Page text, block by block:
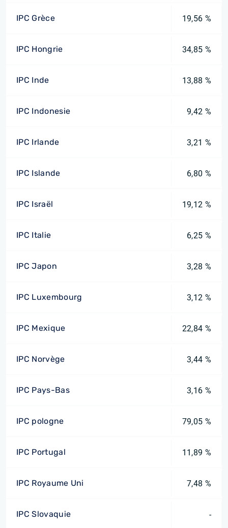
IPC Grèce 19,56 %
IPC Hongrie 34,85 %
IPC Inde 13,88 %
IPC Indonesie 9,42 %
IPC Irlande 3,21 %
IPC Islande 6,80 %
IPC Israël 19,12 %
IPC Italie 6,25 %
IPC Japon 3,28 %
IPC Luxembourg 3,12 %
IPC Mexique 22,84 %
IPC Norvège 3,44 %
IPC Pays-Bas 3,16 %
IPC pologne 79,05 %
IPC Portugal 11,89 %
IPC Royaume Uni 7,48 %
IPC Slovaquie -